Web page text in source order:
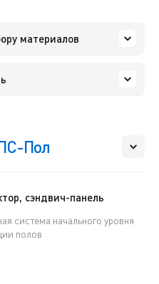
материалов
Пол
сэндвич-панель
система начального уровня
полов